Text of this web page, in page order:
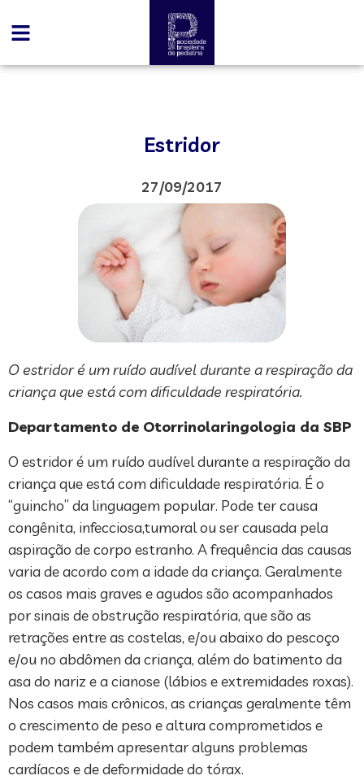
Estridor
27/09/2017
O estridor é um ruído audível durante a respiração da
criança que está com dificuldade respiratória.
Departamento de Otorrinolaringologia da SBP
O estridor é um ruído audível durante a respiração da
criança que está com dificuldade respiratória. É o
“guincho” da linguagem popular. Pode ter causa
congênita, infecciosa,tumoral ou ser causada pela
aspiração de corpo estranho. A frequência das causas
varia de acordo com a idade da criança. Geralmente
os casos mais graves e agudos são acompanhados
por sinais de obstrução respiratória, que são as
retrações entre as costelas, e/ou abaixo do pescoço
e/ou no abdômen da criança, além do batimento da
asa do nariz e a cianose (lábios e extremidades roxas).
Nos casos mais crônicos, as crianças geralmente têm
o crescimento de peso e altura comprometidos e
podem também apresentar alguns problemas
cardíacos e de deformidade do tórax.